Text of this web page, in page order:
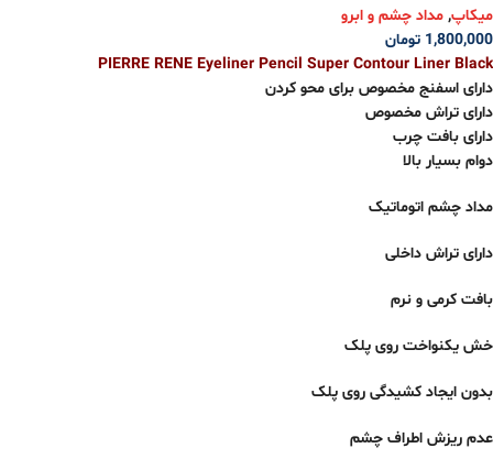
میکاپ, مداد چشم و ابرو
1,800,000 تومان
PIERRE RENE Eyeliner Pencil Super Contour Liner Black
دارای اسفنج مخصوص برای محو کردن
دارای تراش مخصوص
دارای بافت چرب
دوام بسیار بالا
مداد چشم اتوماتیک
دارای تراش داخلی
بافت کرمی و نرم
خش یکنواخت روی پلک
بدون ایجاد کشیدگی روی پلک
عدم ریزش اطراف چشم